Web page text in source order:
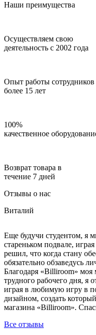
Наши преимущества
Осуществляем свою
деятельность с 2002 года
Опыт работы сотрудников
более 15 лет
100%
качественное
Возврат товара в
течение 7 дней
Отзывы о нас
Виталий
Еще будучи студентом, я
стареньком подвале,
решил, что когда стану
обязательно обзаведусь
Благодаря «Billiroom» моя
трудного рабочего дня, я
играя в любимую игру в
дизайном, создать
магазина «Billiroom».
Все отзывы